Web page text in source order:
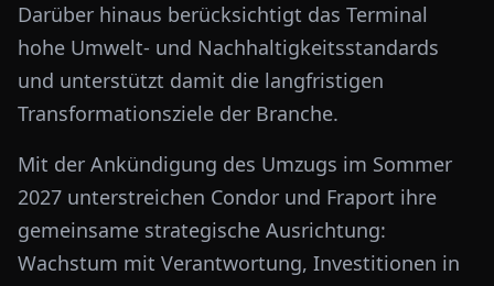
Darüber hinaus berücksichtigt das Terminal
hohe Umwelt- und Nachhaltigkeitsstandards
und unterstützt damit die langfristigen
Transformationsziele der Branche.
Mit der Ankündigung des Umzugs im Sommer
2027 unterstreichen Condor und Fraport ihre
gemeinsame strategische Ausrichtung:
Wachstum mit Verantwortung, Investitionen in